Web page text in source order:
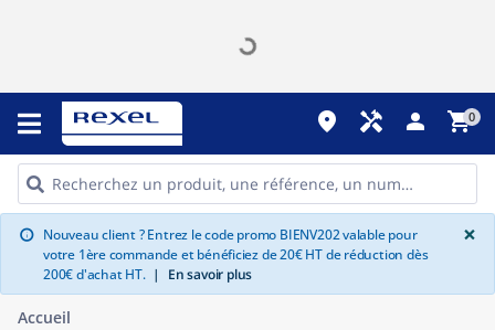
place handyman person shopping_cart0
info Nouveau client ? Entrez le code promo BIENV202 valable pour
votre 1ère commande et bénéficiez de 20€ HT de réduction dès
200€ d'achat HT. | En savoir plus
×
Accueil